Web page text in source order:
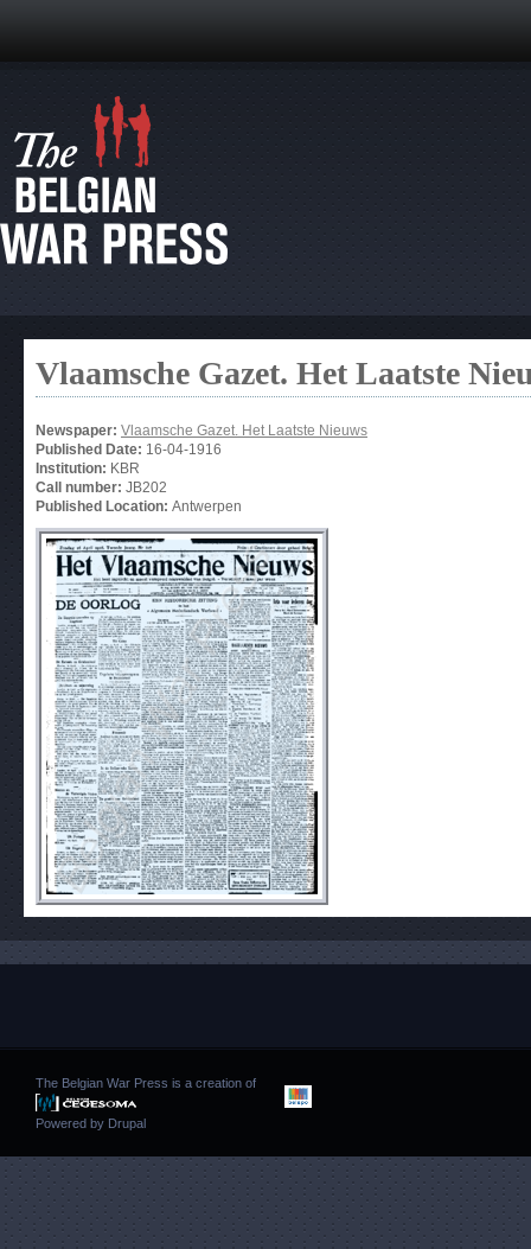
Vlaamsche Gazet. Het Laatste
Newspaper: Vlaamsche Gazet. Het Laatste Nieuws
Published Date: 16-04-1916
Institution: KBR
Call number: JB202
Published Location: Antwerpen
The Belgian War Press is a creation of
Powered by Drupal